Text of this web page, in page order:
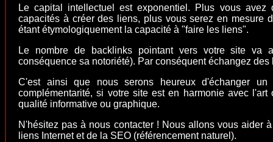
Le capital intellectuel est exponentiel. Plus vous avez
capacités à créer des liens, plus vous serez en mesure
étant étymologiquement la capacité à "faire les liens".
Le nombre de backlinks pointant vers votre site va
conséquence sa notoriété). Par conséquent échangez
C'est ainsi que nous serons heureux d'échanger
complémentarité, si votre site est en harmonie avec
qualité informative ou graphique.
N'hésitez pas à nous contacter ! Nous allons vous aider
liens Internet et de la SEO (référencement naturel).